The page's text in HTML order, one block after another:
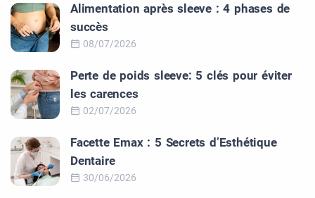
Alimentation après sleeve : 4 phases de
succès
08/07/2026
Perte de poids sleeve: 5 clés pour éviter
les carences
02/07/2026
Facette Emax : 5 Secrets d’Esthétique
Dentaire
30/06/2026